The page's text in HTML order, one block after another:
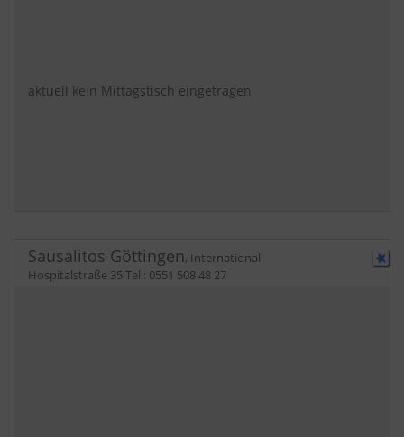
aktuell kein Mittagstisch eingetragen
Sausalitos Göttingen, International
Hospitalstraße 35Tel.: 0551 508 48 27